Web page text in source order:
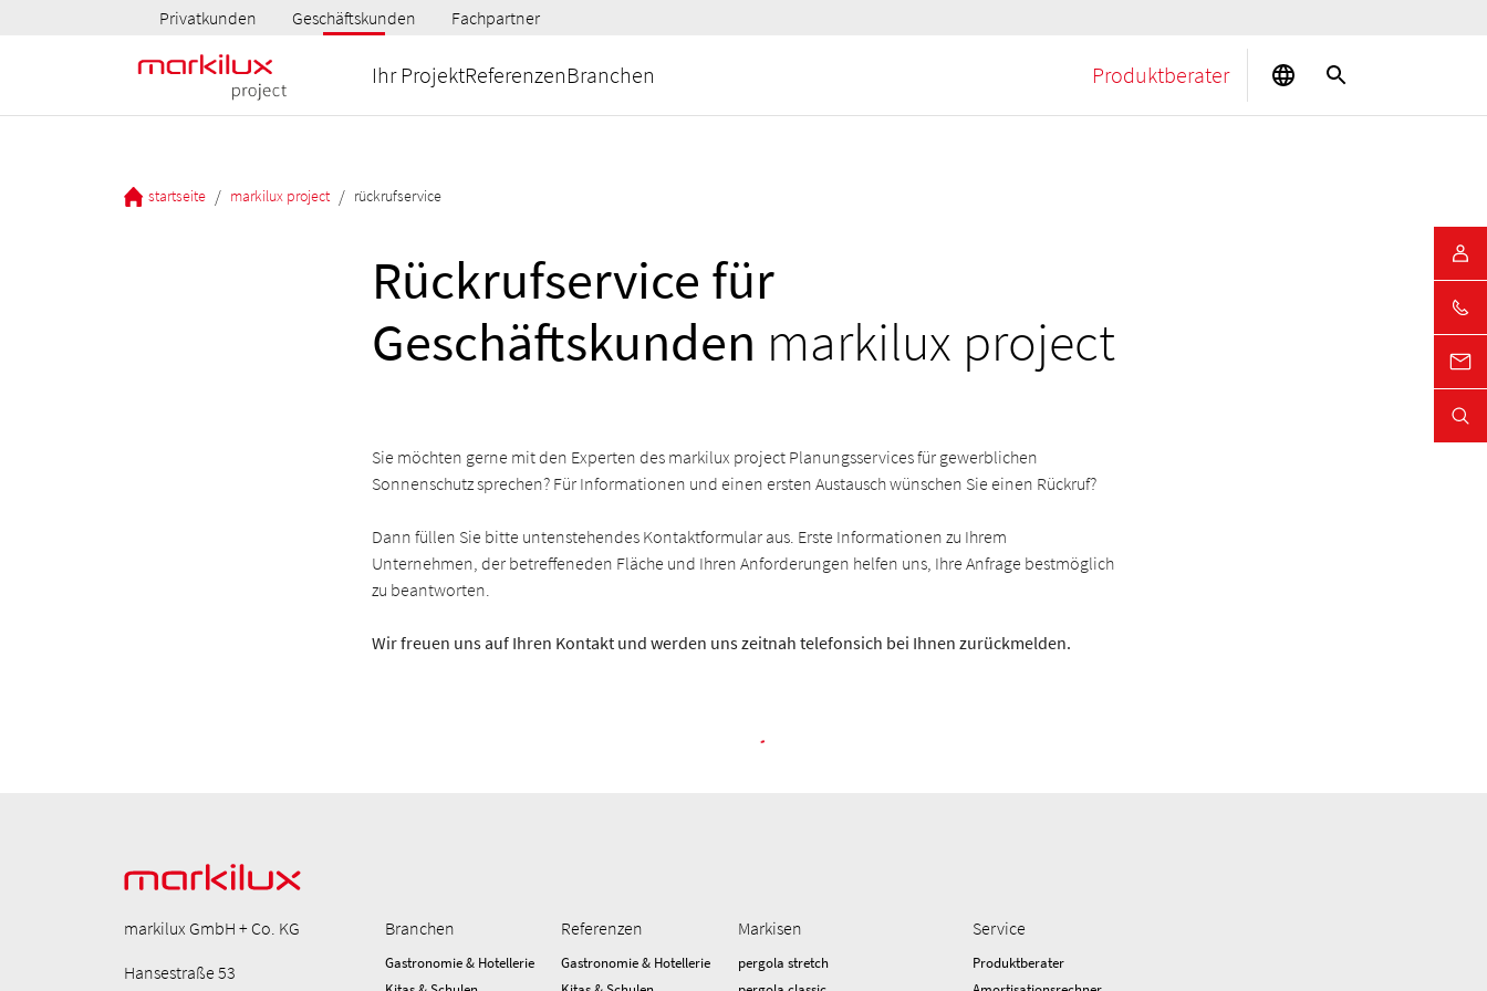
Privatkunden Geschäftskunden Fachpartner
Ihr ProjektReferenzenBranchen Produktberater
startseite / markilux project / rückrufservice
Rückrufservice für
Geschäftskunden markilux project
Sie möchten gerne mit den Experten des markilux project Planungsservices für gewerblichen
Sonnenschutz sprechen? Für Informationen und einen ersten Austausch wünschen Sie einen Rückruf?
Dann füllen Sie bitte untenstehendes Kontaktformular aus. Erste Informationen zu Ihrem
Unternehmen, der betreffeneden Fläche und Ihren Anforderungen helfen uns, Ihre Anfrage bestmöglich
zu beantworten.
Wir freuen uns auf Ihren Kontakt und werden uns zeitnah telefonsich bei Ihnen zurückmelden.
markilux GmbH + Co. KG
Hansestraße 53
Branchen
Gastronomie & Hotellerie
Referenzen
Gastronomie & Hotellerie
Markisen
pergola stretch
Service
Produktberater